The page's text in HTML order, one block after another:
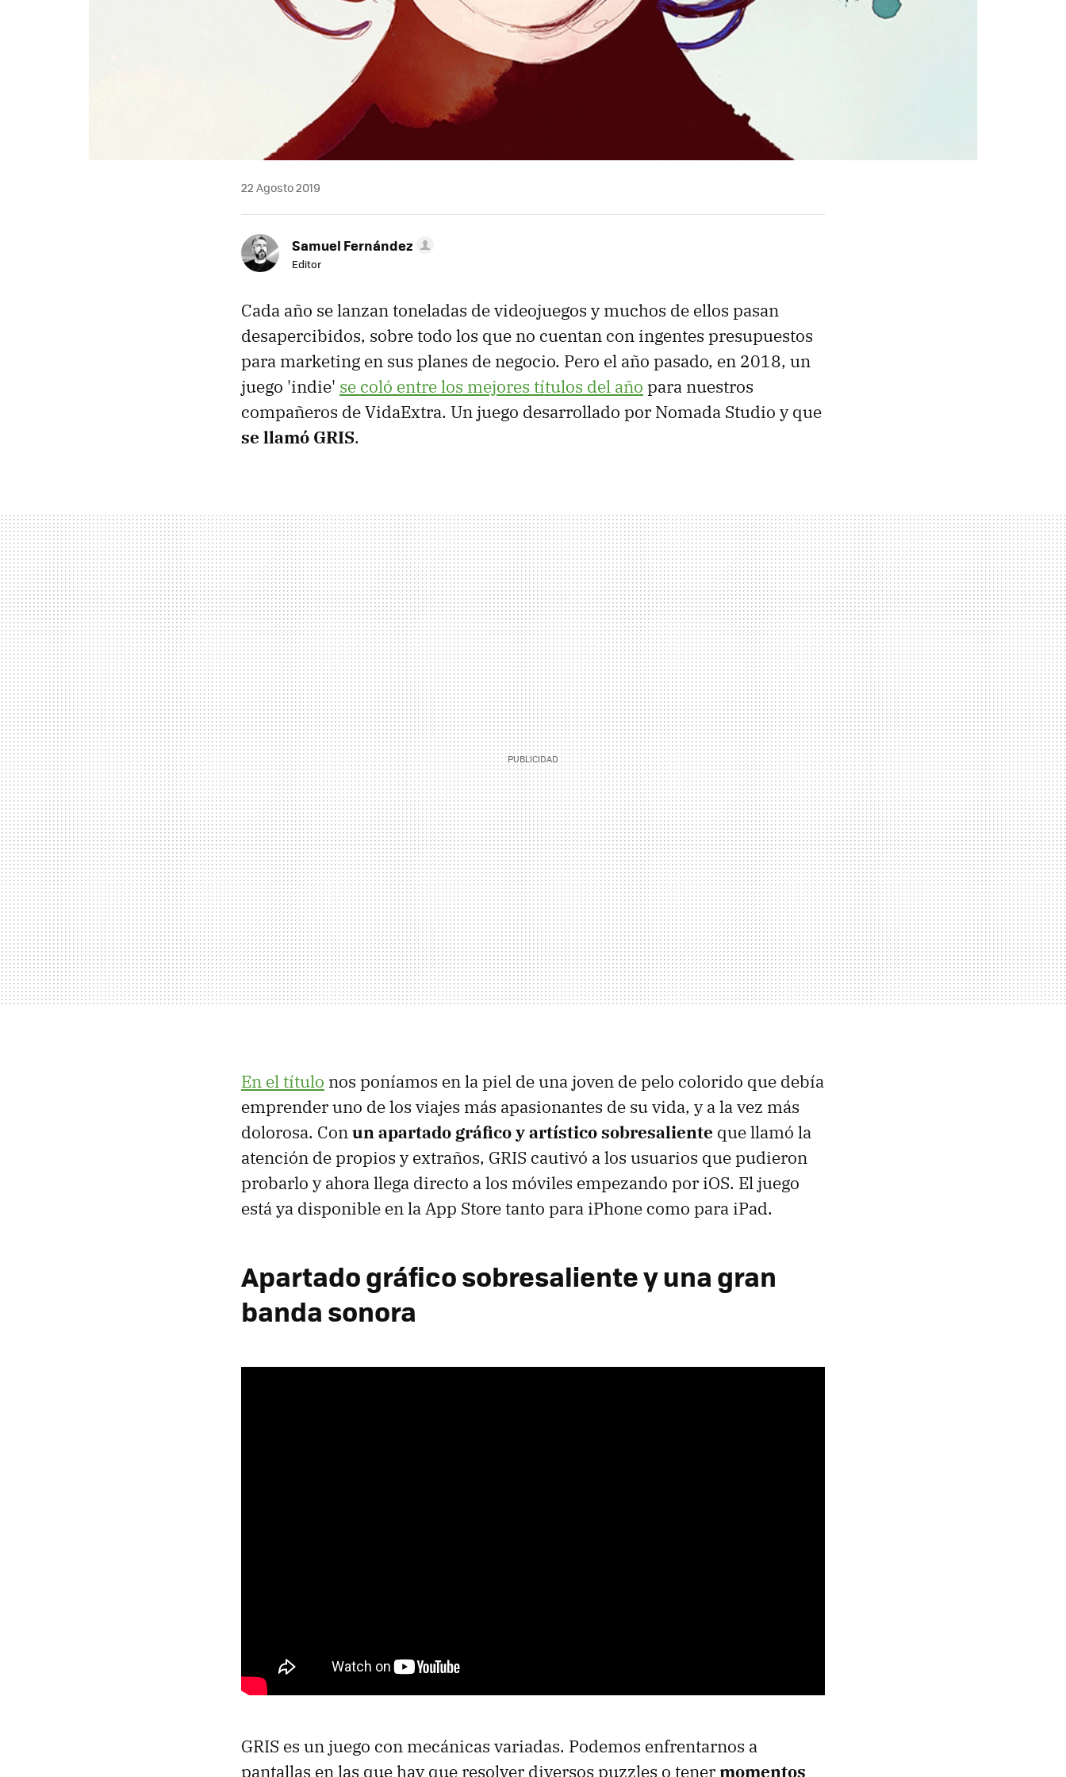
22 Agosto 2019
Samuel Fernández
Editor
Cada año se lanzan toneladas de videojuegos y muchos de ellos pasan
desapercibidos, sobre todo los que no cuentan con ingentes presupuestos
para marketing en sus planes de negocio. Pero el año pasado, en 2018, un
juego 'indie' se coló entre los mejores títulos del año para nuestros
compañeros de VidaExtra. Un juego desarrollado por Nomada Studio y que
se llamó GRIS.
En el título nos poníamos en la piel de una joven de pelo colorido que debía
emprender uno de los viajes más apasionantes de su vida, y a la vez más
dolorosa. Con un apartado gráfico y artístico sobresaliente que llamó la
atención de propios y extraños, GRIS cautivó a los usuarios que pudieron
probarlo y ahora llega directo a los móviles empezando por iOS. El juego
está ya disponible en la App Store tanto para iPhone como para iPad.
Apartado gráfico sobresaliente y una gran
banda sonora
GRIS es un juego con mecánicas variadas. Podemos enfrentarnos a
pantallas en las que hay que resolver diversos puzzles o tenermomentos